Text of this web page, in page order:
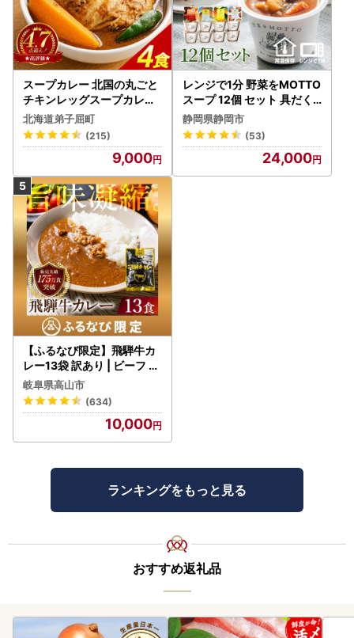
スープカレー 北国の丸ごと
チキンレッグスープカレー
4個 3739
北海道弟子屈町
(215)
9,000
レンジで1分 野菜をMOTTO
スープ 12個 セット 具だく
さんスープ 朝食 惣菜 国産
野菜 常温保存
静岡県静岡市
(53)
24,000
【ふるなび限定】飛騨牛カ
レー13袋 訳あり | ビーフ レ
トルト 訳あり DC006-CP
01 FN-Limited-VO
岐阜県高山市
(634)
10,000
ランキングをもっと見る
おすすめ返礼品